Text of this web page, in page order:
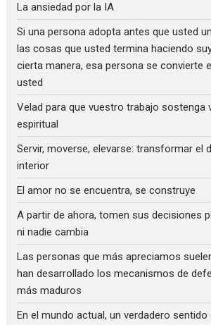
La ansiedad por la IA
Si una persona adopta antes que usted
las cosas que usted termina haciendo
cierta manera, esa persona se convierte
usted
Velad para que vuestro trabajo sostenga
espiritual
Servir, moverse, elevarse: transformar el
interior
El amor no se encuentra, se construye
A partir de ahora, tomen sus decisiones
ni nadie cambia
Las personas que más apreciamos
han desarrollado los mecanismos de
más maduros
En el mundo actual, un verdadero sentido